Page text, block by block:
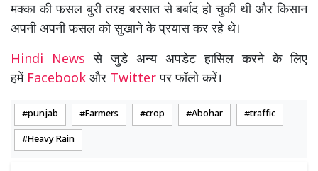
मक्का की फसल बुरी तरह बरसात से बर्बाद हो चुकी थी और किसान
अपनी अपनी फसल को सुखाने के प्रयास कर रहे थे।
Hindi Newsसे जुडे अन्य अपडेट हासिल करने के लिए
हमें Facebook और Twitterपर फॉलो करें।
punjab Farmers crop Abohar traffic
Heavy Rain